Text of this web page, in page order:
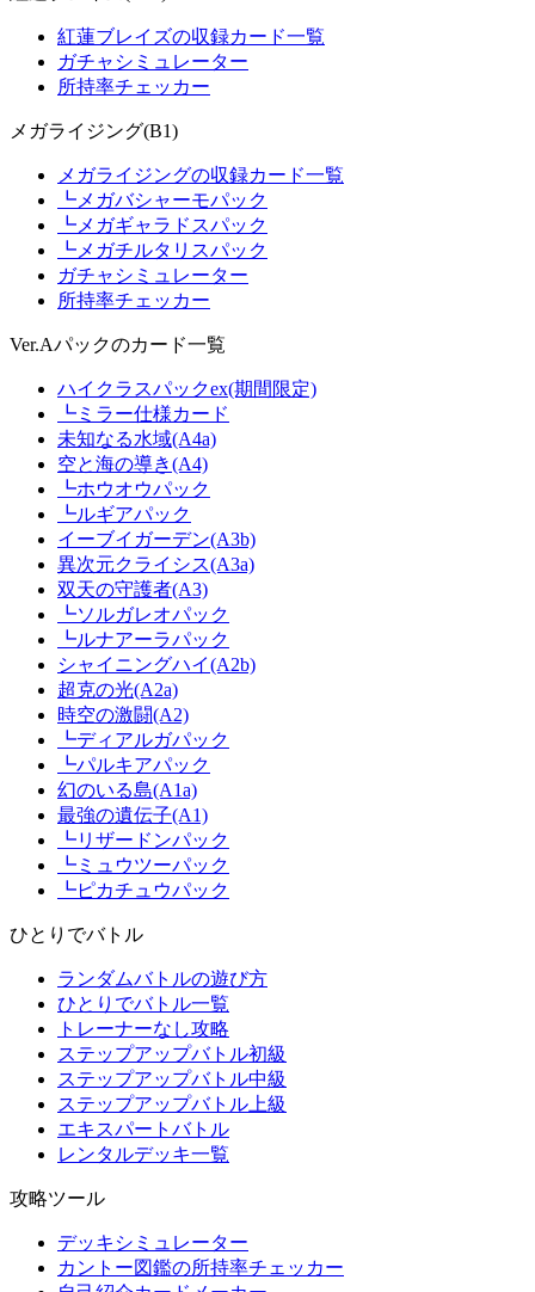
紅蓮ブレイズの収録カード一覧
ガチャシミュレーター
所持率チェッカー
メガライジング(B1)
メガライジングの収録カード一覧
┗メガバシャーモパック
┗メガギャラドスパック
┗メガチルタリスパック
ガチャシミュレーター
所持率チェッカー
Ver.Aパックのカード一覧
ハイクラスパックex(期間限定)
┗ミラー仕様カード
未知なる水域(A4a)
空と海の導き(A4)
┗ホウオウパック
┗ルギアパック
イーブイガーデン(A3b)
異次元クライシス(A3a)
双天の守護者(A3)
┗ソルガレオパック
┗ルナアーラパック
シャイニングハイ(A2b)
超克の光(A2a)
時空の激闘(A2)
┗ディアルガパック
┗パルキアパック
幻のいる島(A1a)
最強の遺伝子(A1)
┗リザードンパック
┗ミュウツーパック
┗ピカチュウパック
ひとりでバトル
ランダムバトルの遊び方
ひとりでバトル一覧
トレーナーなし攻略
ステップアップバトル初級
ステップアップバトル中級
ステップアップバトル上級
エキスパートバトル
レンタルデッキ一覧
攻略ツール
デッキシミュレーター
カントー図鑑の所持率チェッカー